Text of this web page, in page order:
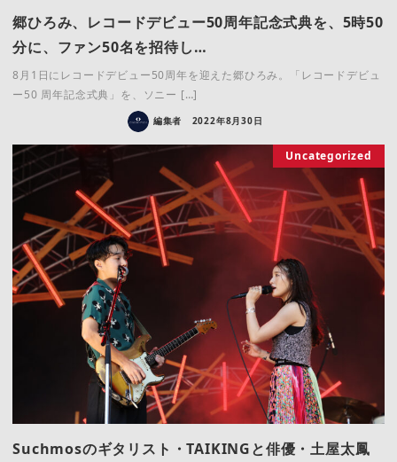
郷ひろみ、レコードデビュー50周年記念式典を、5時50
分に、ファン50名を招待し…
8月1日にレコードデビュー50周年を迎えた郷ひろみ。「レコードデビュ
ー50 周年記念式典」を、ソニー […]
編集者 2022年8月30日
Uncategorized
Suchmosのギタリスト・TAIKINGと俳優・土屋太鳳